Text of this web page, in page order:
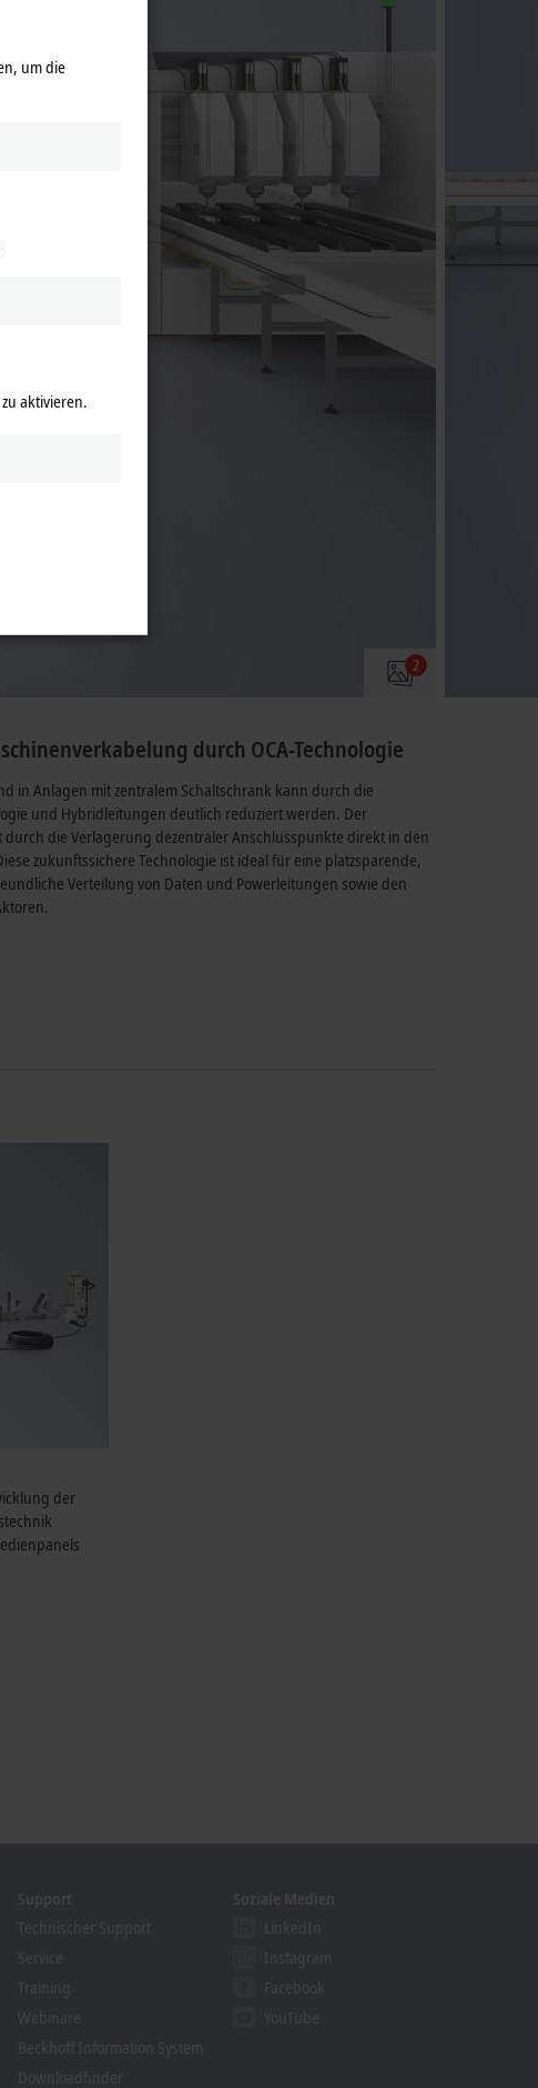
2
durch OCA-Technologie
in Anlagen mit zentralem Schaltschrank kann durch die
und Hybridleitungen deutlich reduziert werden. Der
die Verlagerung dezentraler Anschlusspunkte direkt in den
zukunftssichere Technologie ist ideal für eine platzsparende,
Verteilung von Daten und Powerleitungen sowie den
der
um die
aktivieren.